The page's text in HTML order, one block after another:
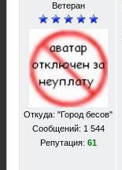
Ветеран
Откуда: "Город бесов"
Сообщений: 1 544
Репутация: 61